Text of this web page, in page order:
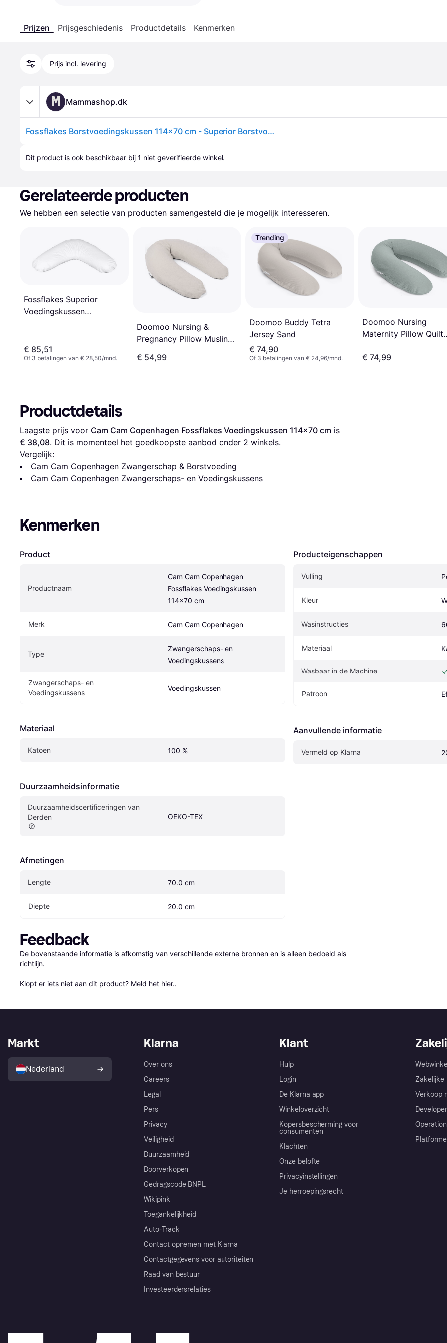
Prijzen Prijsgeschiedenis Productdetails Kenmerken
Prijs incl. levering
M Mammashop.dk
Fossflakes Borstvoedingskussen 114x70 cm - Superior Borstvoedingskussen (Cam Cam)
Dit product is ook beschikbaar bij 1 niet geverifieerde winkel.
Gerelateerde producten
We hebben een selectie van producten samengesteld die je mogelijk interesseren.
Fossflakes Superior
Voedingskussen
€ 85,51
Of 3 betalingen van € 28,50/mnd.
Doomoo Nursing &
Pregnancy Pillow Muslin
€ 54,99
Trending
Doomoo Buddy Tetra
Jersey Sand
€ 74,90
Of 3 betalingen van € 24,96/mnd.
Doomoo Nursing
Maternity Pillow Quilt
€ 74,99
Productdetails
Laagste prijs voor Cam Cam Copenhagen Fossflakes Voedingskussen 114x70 cm
€ 38,08. Dit is momenteel het goedkoopste aanbod onder 2 winkels.
Vergelijk:
Cam Cam Copenhagen Zwangerschap & Borstvoeding
Cam Cam Copenhagen Zwangerschaps- en Voedingskussens
Kenmerken
Product
Productnaam
Cam Cam Copenhagen
Fossflakes Voedingskussen
114x70 cm
Merk Cam Cam Copenhagen
Type
Zwangerschaps- en
Voedingskussens
Zwangerschaps- en
Voedingskussens
Voedingskussen
Materiaal
Katoen 100 %
Duurzaamheidsinformatie
Duurzaamheidscertificeringen van
Derden
OEKO-TEX
Afmetingen
Lengte 70.0 cm
Diepte 20.0 cm
Producteigenschappen
Vulling
Kleur
Wasinstructies
Materiaal
Wasbaar in de Machine
Patroon
Aanvullende informatie
Vermeld op Klarna
Feedback
De bovenstaande informatie is afkomstig van verschillende externe bronnen en is alleen bedoeld als
richtlijn.
Klopt er iets niet aan dit product? Meld het hier..
Klarna
Over ons
Careers
Legal
Pers
Privacy
Veiligheid
Duurzaamheid
Doorverkopen
Gedragscode BNPL
Wikipink
Toegankelijkheid
Auto-Track
Contact opnemen met Klarna
Contactgegevens voor autoriteiten
Raad van bestuur
Investeerdersrelaties
Klant
Hulp
Login
De Klarna app
Winkeloverzicht
Kopersbescherming voor
consumenten
Klachten
Onze belofte
Privacyinstellingen
Je herroepingsrecht
Zakelijke
Verkoop
Markt
Nederland